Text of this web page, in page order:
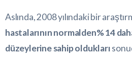
Aslında, 2008 yılındaki bir
hastalarının normalden% 14
düzeylerine sahip oldukları